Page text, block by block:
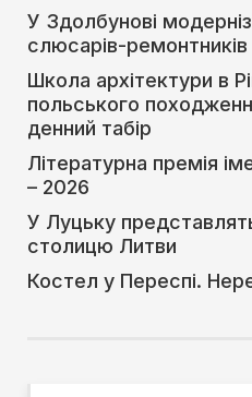
У Здолбунові
слюсарів-ремонтників
Школа архітектури в
польського
денний табір
Літературна премія
– 2026
У Луцьку
столицю Литви
Костел у Переспі.